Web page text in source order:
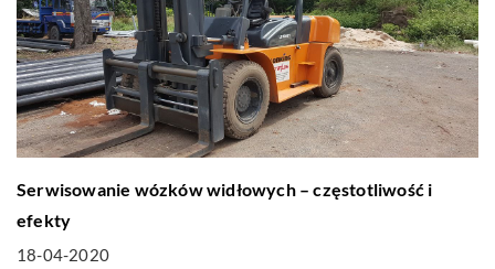
Serwisowanie wózków widłowych – częstotliwość i
efekty
18-04-2020